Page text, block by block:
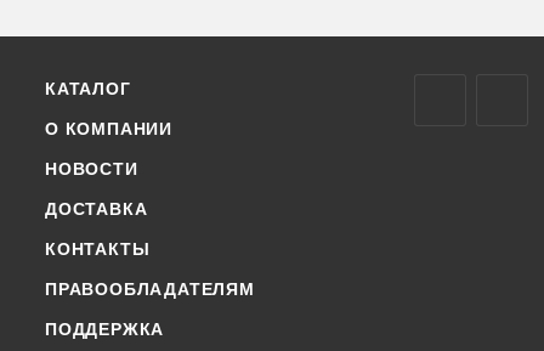
КАТАЛОГ
О КОМПАНИИ
НОВОСТИ
ДОСТАВКА
КОНТАКТЫ
ПРАВООБЛАДАТЕЛЯМ
ПОДДЕРЖКА